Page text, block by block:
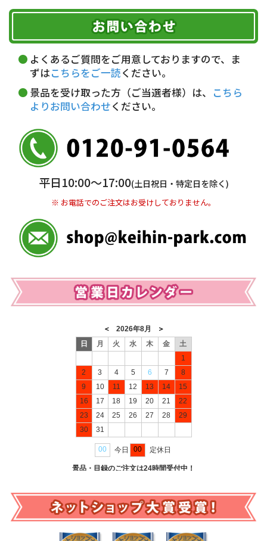
お届け可能時間帯
午前中 14～16時
16～18時
18～20時
19～21時 指定なし
代金引換(現金のみ)
5,000円未満…330円(税込)
銀行振込(前払い)
普通 7263489
＜口座名＞ カ）ディースタイル
※ 振込み手数料お客様ご負担。
期限を含むルール（条件）や、お客様にご負担い
ただく費用がございます。
詳しくはこちら▶
よくあるご質問をご用意しておりますので、ま
ずはこちらをご一読ください。
景品を受け取った方（ご当選者様）は、 こちら
よりお問い合わせください。
平日10:00〜17:00(土日祝日・特定日を除く)
※ お電話でのご注文はお受けしておりません。